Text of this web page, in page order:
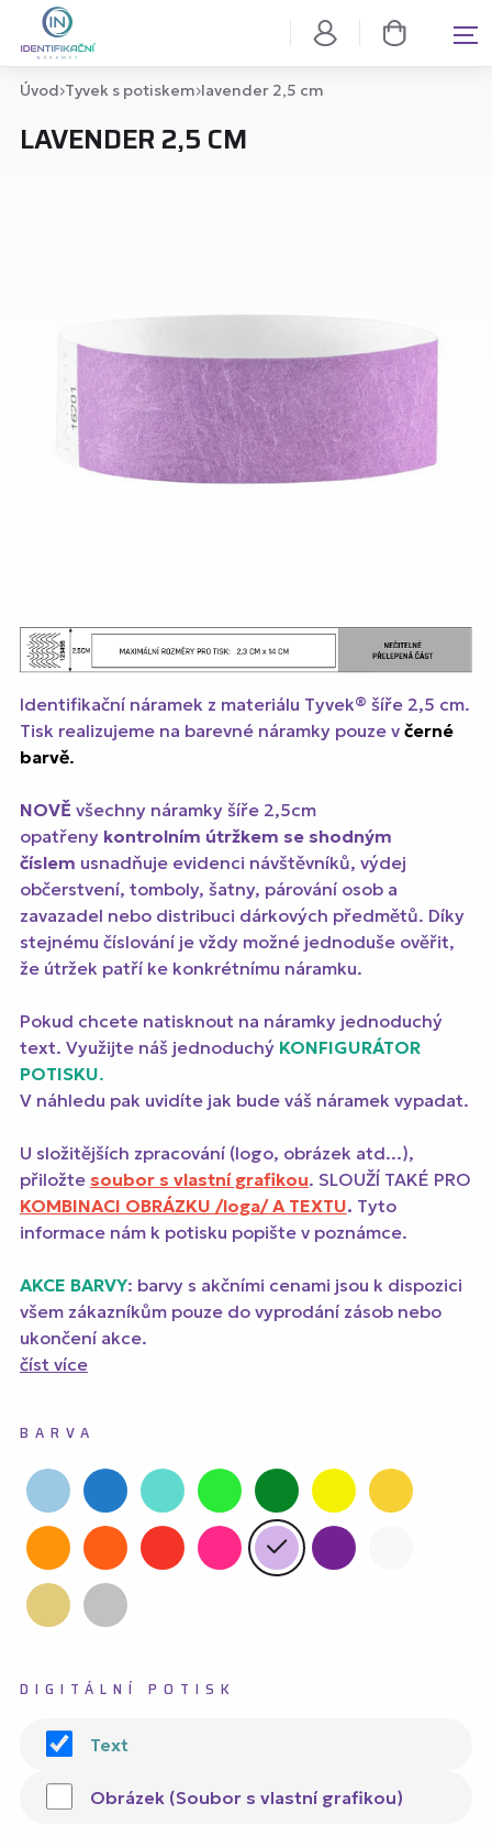
Úvod Tyvek s potiskem lavender 2,5 cm
LAVENDER 2,5 CM
Identifikační náramek z materiálu Tyvek® šíře 2,5 cm.
Tisk realizujeme na barevné náramky pouze v černé
barvě.
NOVĚ všechny náramky šíře 2,5cm
opatřeny kontrolním útržkem se shodným
číslem usnadňuje evidenci návštěvníků, výdej
občerstvení, tomboly, šatny, párování osob a
zavazadel nebo distribuci dárkových předmětů. Díky
stejnému číslování je vždy možné jednoduše ověřit,
že útržek patří ke konkrétnímu náramku.
Pokud chcete natisknout na náramky jednoduchý
text. Využijte náš jednoduchý KONFIGURÁTOR
POTISKU.
V náhledu pak uvidíte jak bude váš náramek vypadat.
U složitějších zpracování (logo, obrázek atd...),
přiložte soubor s vlastní grafikou. SLOUŽÍ TAKÉ PRO
KOMBINACI OBRÁZKU /loga/ A TEXTU. Tyto
informace nám k potisku popište v poznámce.
AKCE BARVY: barvy s akčními cenami jsou k dispozici
všem zákazníkům pouze do vyprodání zásob nebo
ukončení akce.
číst více
BARVA
DIGITÁLNÍ POTISK
Text
Obrázek (Soubor s vlastní grafikou)